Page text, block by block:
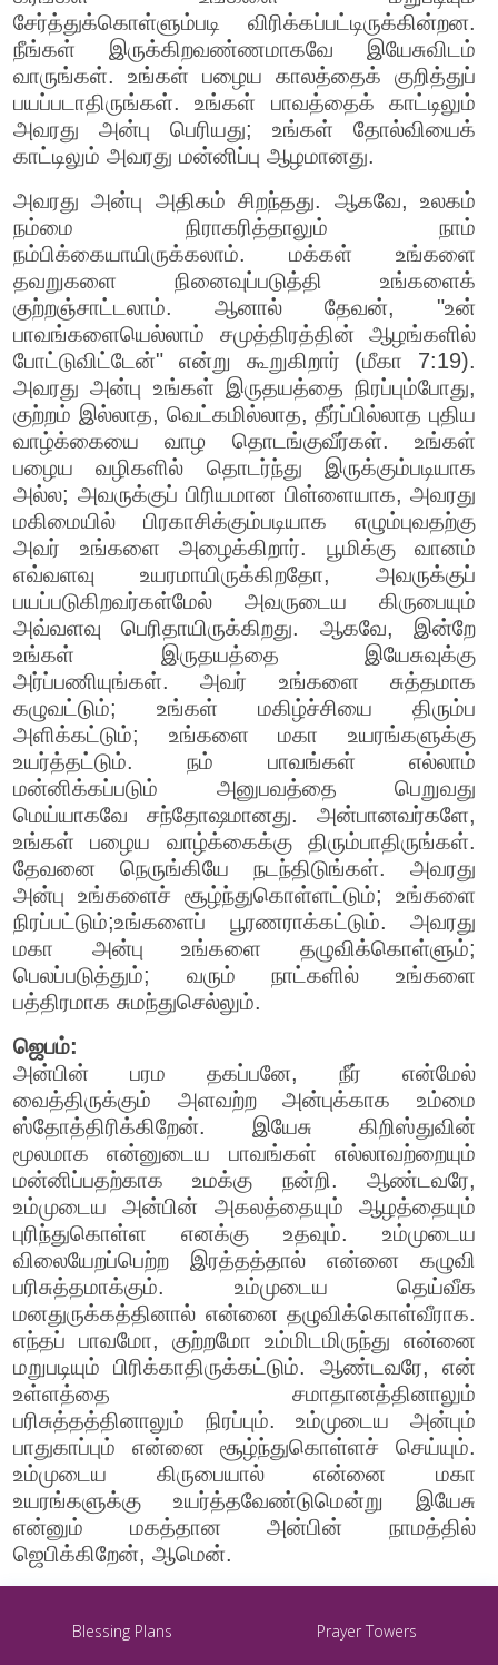
சேர்த்துக்கொள்ளும்படி விரிக்கப்பட்டிருக்கின்றன.
நீங்கள் இருக்கிறவண்ணமாகவே இயேசுவிடம்
வாருங்கள். உங்கள் பழைய காலத்தைக் குறித்துப்
பயப்படாதிருங்கள். உங்கள் பாவத்தைக் காட்டிலும்
அவரது அன்பு பெரியது; உங்கள் தோல்வியைக்
காட்டிலும் அவரது மன்னிப்பு ஆழமானது.
அவரது அன்பு அதிகம் சிறந்தது. ஆகவே, உலகம்
நம்மை நிராகரித்தாலும் நாம்
நம்பிக்கையாயிருக்கலாம். மக்கள் உங்களை
தவறுகளை நினைவுப்படுத்தி உங்களைக்
குற்றஞ்சாட்டலாம். ஆனால் தேவன், "உன்
பாவங்களையெல்லாம் சமுத்திரத்தின் ஆழங்களில்
போட்டுவிட்டேன்" என்று கூறுகிறார் (மீகா 7:19).
அவரது அன்பு உங்கள் இருதயத்தை நிரப்பும்போது,
குற்றம் இல்லாத, வெட்கமில்லாத, தீர்ப்பில்லாத புதிய
வாழ்க்கையை வாழ தொடங்குவீர்கள். உங்கள்
பழைய வழிகளில் தொடர்ந்து இருக்கும்படியாக
அல்ல; அவருக்குப் பிரியமான பிள்ளையாக, அவரது
மகிமையில் பிரகாசிக்கும்படியாக எழும்புவதற்கு
அவர் உங்களை அழைக்கிறார். பூமிக்கு வானம்
எவ்வளவு உயரமாயிருக்கிறதோ, அவருக்குப்
பயப்படுகிறவர்கள்மேல் அவருடைய கிருபையும்
அவ்வளவு பெரிதாயிருக்கிறது. ஆகவே, இன்றே
உங்கள் இருதயத்தை இயேசுவுக்கு
அர்ப்பணியுங்கள். அவர் உங்களை சுத்தமாக
கழுவட்டும்; உங்கள் மகிழ்ச்சியை திரும்ப
அளிக்கட்டும்; உங்களை மகா உயரங்களுக்கு
உயர்த்தட்டும். நம் பாவங்கள் எல்லாம்
மன்னிக்கப்படும் அனுபவத்தை பெறுவது
மெய்யாகவே சந்தோஷமானது. அன்பானவர்களே,
உங்கள் பழைய வாழ்க்கைக்கு திரும்பாதிருங்கள்.
தேவனை நெருங்கியே நடந்திடுங்கள். அவரது
அன்பு உங்களைச் சூழ்ந்துகொள்ளட்டும்; உங்களை
நிரப்பட்டும்;உங்களைப் பூரணராக்கட்டும். அவரது
மகா அன்பு உங்களை தழுவிக்கொள்ளும்;
பெலப்படுத்தும்; வரும் நாட்களில் உங்களை
பத்திரமாக சுமந்துசெல்லும்.
ஜெபம்:
அன்பின் பரம தகப்பனே, நீர் என்மேல்
வைத்திருக்கும் அளவற்ற அன்புக்காக உம்மை
ஸ்தோத்திரிக்கிறேன். இயேசு கிறிஸ்துவின்
மூலமாக என்னுடைய பாவங்கள் எல்லாவற்றையும்
மன்னிப்பதற்காக உமக்கு நன்றி. ஆண்டவரே,
உம்முடைய அன்பின் அகலத்தையும் ஆழத்தையும்
புரிந்துகொள்ள எனக்கு உதவும். உம்முடைய
விலையேறப்பெற்ற இரத்தத்தால் என்னை கழுவி
பரிசுத்தமாக்கும். உம்முடைய தெய்வீக
மனதுருக்கத்தினால் என்னை தழுவிக்கொள்வீராக.
எந்தப் பாவமோ, குற்றமோ உம்மிடமிருந்து என்னை
மறுபடியும் பிரிக்காதிருக்கட்டும். ஆண்டவரே, என்
உள்ளத்தை சமாதானத்தினாலும்
பரிசுத்தத்தினாலும் நிரப்பும். உம்முடைய அன்பும்
பாதுகாப்பும் என்னை சூழ்ந்துகொள்ளச் செய்யும்.
உம்முடைய கிருபையால் என்னை மகா
உயரங்களுக்கு உயர்த்தவேண்டுமென்று இயேசு
என்னும் மகத்தான அன்பின் நாமத்தில்
ஜெபிக்கிறேன், ஆமென்.
Blessing Plans Prayer Towers